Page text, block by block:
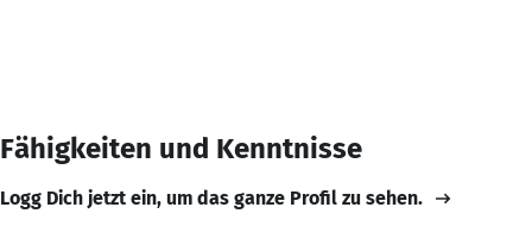
Fähigkeiten und Kenntnisse
Logg Dich jetzt ein, um das ganze Profil zu sehen.